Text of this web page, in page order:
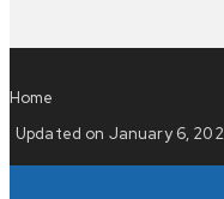
Home
Updated on January 6,